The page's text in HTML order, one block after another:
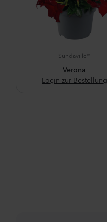
Sundaville®
Verona
Login zur Bestellung